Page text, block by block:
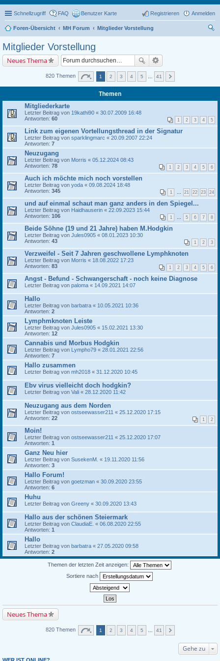
Schnellzugriff FAQ Benutzer Karte Anmelden
Registrieren
Foren-Übersicht MH Forum
Mitglieder Vorstellung
Mitglieder Vorstellung
Neues Thema
820 Themen 1 2 3 4 5 41
Themen
Mitgliederkarte
Letzter Beitrag von 19kathi90 « 30.07.2009 16:48
Antworten: 60 1 2 3 4 5
Link zum eigenen Vortellungsthread in der Signatur
Letzter Beitrag von sparklingmarc « 20.09.2007 22:24
Antworten: 7
Neuzugang
Letzter Beitrag von Morris « 05.12.2024 08:43
Antworten: 78 1 2 3 4 5 6
Auch ich möchte mich noch vorstellen
Letzter Beitrag von yoda « 09.08.2024 18:48
Antworten: 345 1 … 21 22 23 24
und auf einmal schaut man ganz anders in den Spiegel...
Letzter Beitrag von Haidhauserin « 22.09.2023 15:44
Antworten: 106 1 … 5 6 7 8
Beide Söhne (19 und 21 Jahre) haben M.Hodgkin
Letzter Beitrag von Jules0905 « 08.01.2023 10:30
Antworten: 43 1 2 3
Verzweifel - Seit 7 Jahren geschwollene Lymphknoten
Letzter Beitrag von Morris « 18.08.2022 17:23
Antworten: 83 1 2 3 4 5 6
Angst - Befund - Schwangerschaft - noch keine Diagnose
Letzter Beitrag von paloma « 14.09.2021 14:07
Hallo
Letzter Beitrag von barbatra « 10.05.2021 10:36
Antworten: 2
Lymphmknoten Leiste
Letzter Beitrag von Jules0905 « 15.02.2021 13:30
Antworten: 12
Cannabis und Morbus Hodgkin
Letzter Beitrag von Lympho79 « 28.01.2021 22:56
Antworten: 7
Hallo zusammen
Letzter Beitrag von mh2018 « 31.12.2020 10:45
Ebv virus vielleicht doch hodgkin?
Letzter Beitrag von Vali « 28.12.2020 11:42
Neuzugang aus dem Norden
Letzter Beitrag von ostseewasser211 « 25.12.2020 17:15
Antworten: 22 1 2
Moin!
Letzter Beitrag von ostseewasser211 « 25.12.2020 17:07
Antworten: 1
Ganz Neu hier
Letzter Beitrag von SusekenM. « 19.11.2020 11:56
Antworten: 3
Hallo Forum!
Letzter Beitrag von goetzman « 30.09.2020 23:55
Antworten: 6
Huhu
Letzter Beitrag von Greeny « 30.09.2020 13:43
Hallo aus der schönen Steiermark
Letzter Beitrag von ClaudiaE. « 06.08.2020 22:55
Antworten: 1
Hallo
Letzter Beitrag von barbatra « 27.05.2020 09:58
Antworten: 2
Themen der letzten Zeit anzeigen:
Sortiere nach
Neues Thema
820 Themen 1 2 3 4 5 41
Gehe zu